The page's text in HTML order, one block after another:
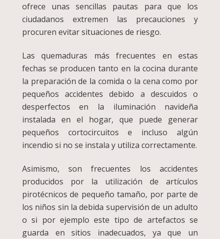
ofrece unas sencillas pautas para que los
ciudadanos extremen las precauciones y
procuren evitar situaciones de riesgo.
Las quemaduras más frecuentes en estas
fechas se producen tanto en la cocina durante
la preparación de la comida o la cena como por
pequeños accidentes debido a descuidos o
desperfectos en la iluminación navideña
instalada en el hogar, que puede generar
pequeños cortocircuitos e incluso algún
incendio si no se instala y utiliza correctamente.
Asimismo, son frecuentes los accidentes
producidos por la utilización de artículos
pirotécnicos de pequeño tamaño, por parte de
los niños sin la debida supervisión de un adulto
o si por ejemplo este tipo de artefactos se
guarda en sitios inadecuados, ya que un